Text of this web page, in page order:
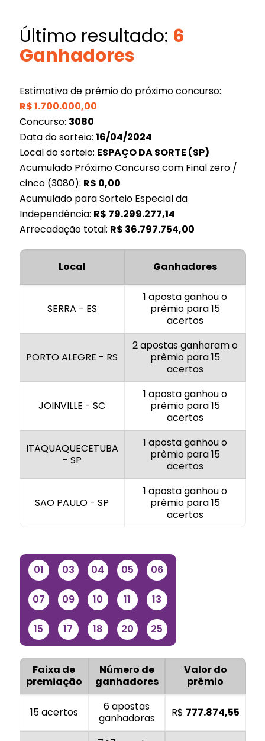
Último resultado: 6
Ganhadores
Estimativa de prêmio do próximo concurso:
R$1.700.000,00
Concurso: 3080
Data do sorteio: 16/04/2024
Local do sorteio: ESPAÇO DA SORTE (SP)
Acumulado Próximo Concurso com Final zero /
cinco (3080): R$ 0,00
Acumulado para Sorteio Especial da
Independência: R$ 79.299.277,14
Arrecadação total: R$ 36.797.754,00
Local Ganhadores
SERRA - ES
1 aposta ganhou o
prêmio para 15
acertos
PORTO ALEGRE - RS
2 apostas ganharam o
prêmio para 15
acertos
JOINVILLE - SC
1 aposta ganhou o
prêmio para 15
acertos
ITAQUAQUECETUBA
- SP
1 aposta ganhou o
prêmio para 15
acertos
SAO PAULO - SP
1 aposta ganhou o
prêmio para 15
acertos
01 03 04 05 06
07 09 10 11 13
15 17 18 20 25
Faixa de
premiação
Número de
ganhadores
Valor do
prêmio
15 acertos
6 apostas
ganhadoras
R$ 777.874,55